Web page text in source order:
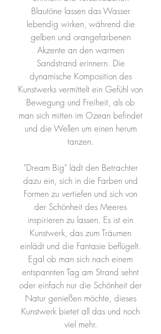
Blautöne lassen das Wasser
lebendig wirken, während die
gelben und orangefarbenen
Akzente an den warmen
Sandstrand erinnern. Die
dynamische Komposition des
Kunstwerks vermittelt ein Gefühl von
Bewegung und Freiheit, als ob
man sich mitten im Ozean befindet
und die Wellen um einen herum
tanzen.
"Dream Big" lädt den Betrachter
dazu ein, sich in die Farben und
Formen zu vertiefen und sich von
der Schönheit des Meeres
inspirieren zu lassen. Es ist ein
Kunstwerk, das zum Träumen
einlädt und die Fantasie beflügelt.
Egal ob man sich nach einem
entspannten Tag am Strand sehnt
oder einfach nur die Schönheit der
Natur genießen möchte, dieses
Kunstwerk bietet all das und noch
viel mehr.